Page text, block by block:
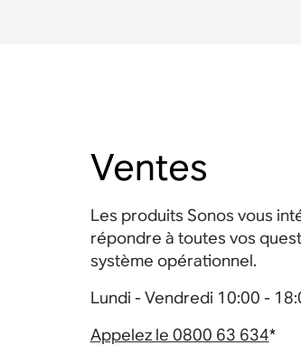
Ventes
Les produits Sonos vous
répondre à toutes vos
système opérationnel.
Lundi - Vendredi 10:00 -
Appelez le 0800 63 634*